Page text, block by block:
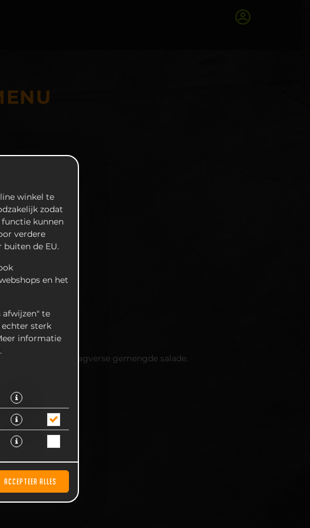
winkel te
zodat
functie kunnen
verdere
de EU.
en het
afwijzen" te
echter sterk
informatie
ACCEPTEER ALLES
fritessaus en dagverse gemengde salade.